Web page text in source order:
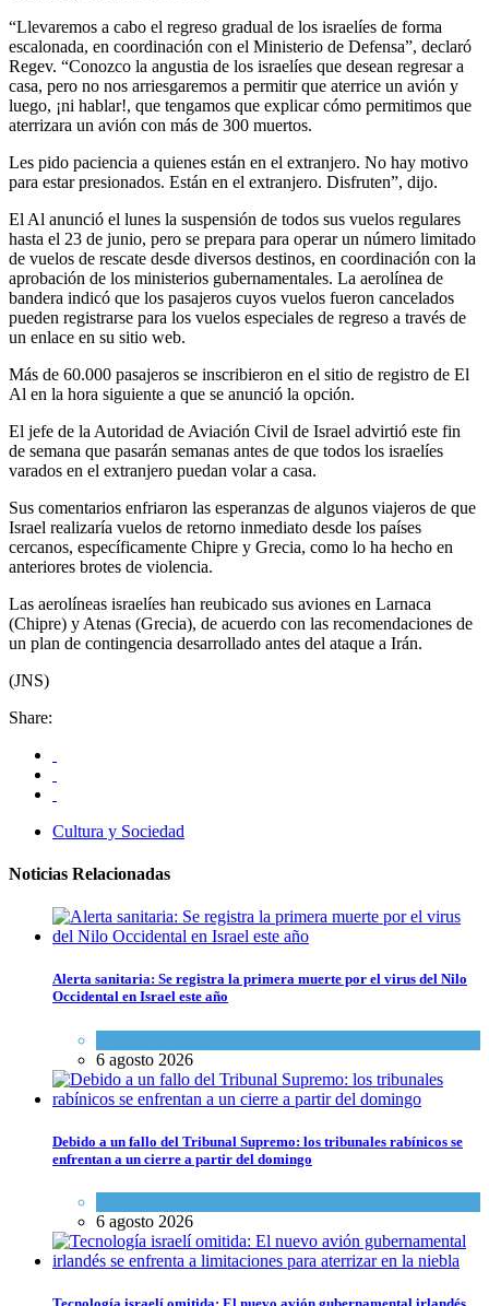
“Llevaremos a cabo el regreso gradual de los israelíes de forma
escalonada, en coordinación con el Ministerio de Defensa”, declaró
Regev. “Conozco la angustia de los israelíes que desean regresar a
casa, pero no nos arriesgaremos a permitir que aterrice un avión y
luego, ¡ni hablar!, que tengamos que explicar cómo permitimos que
aterrizara un avión con más de 300 muertos.
Les pido paciencia a quienes están en el extranjero. No hay motivo
para estar presionados. Están en el extranjero. Disfruten”, dijo.
El Al anunció el lunes la suspensión de todos sus vuelos regulares
hasta el 23 de junio, pero se prepara para operar un número limitado
de vuelos de rescate desde diversos destinos, en coordinación con la
aprobación de los ministerios gubernamentales. La aerolínea de
bandera indicó que los pasajeros cuyos vuelos fueron cancelados
pueden registrarse para los vuelos especiales de regreso a través de
un enlace en su sitio web.
Más de 60.000 pasajeros se inscribieron en el sitio de registro de El
Al en la hora siguiente a que se anunció la opción.
El jefe de la Autoridad de Aviación Civil de Israel advirtió este fin
de semana que pasarán semanas antes de que todos los israelíes
varados en el extranjero puedan volar a casa.
Sus comentarios enfriaron las esperanzas de algunos viajeros de que
Israel realizaría vuelos de retorno inmediato desde los países
cercanos, específicamente Chipre y Grecia, como lo ha hecho en
anteriores brotes de violencia.
Las aerolíneas israelíes han reubicado sus aviones en Larnaca
(Chipre) y Atenas (Grecia), de acuerdo con las recomendaciones de
un plan de contingencia desarrollado antes del ataque a Irán.
(JNS)
Share:
Cultura y Sociedad
Noticias Relacionadas
Alerta sanitaria: Se registra la primera muerte por el virus del Nilo
Occidental en Israel este año
6 agosto 2026
Debido a un fallo del Tribunal Supremo: los tribunales rabínicos se
enfrentan a un cierre a partir del domingo
6 agosto 2026